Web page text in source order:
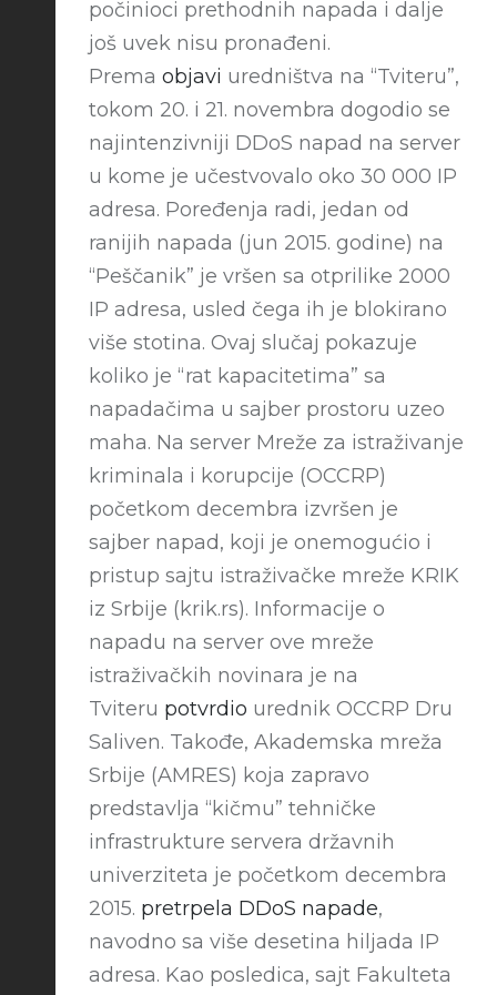
počinioci prethodnih napada i dalje
još uvek nisu pronađeni.
Prema objavi uredništva na “Tviteru”,
tokom 20. i 21. novembra dogodio se
najintenzivniji DDoS napad na server
u kome je učestvovalo oko 30 000 IP
adresa. Poređenja radi, jedan od
ranijih napada (jun 2015. godine) na
“Peščanik” je vršen sa otprilike 2000
IP adresa, usled čega ih je blokirano
više stotina. Ovaj slučaj pokazuje
koliko je “rat kapacitetima” sa
napadačima u sajber prostoru uzeo
maha. Na server Mreže za istraživanje
kriminala i korupcije (OCCRP)
početkom decembra izvršen je
sajber napad, koji je onemogućio i
pristup sajtu istraživačke mreže KRIK
iz Srbije (krik.rs). Informacije o
napadu na server ove mreže
istraživačkih novinara je na
Tviteru potvrdio urednik OCCRP Dru
Saliven. Takođe, Akademska mreža
Srbije (AMRES) koja zapravo
predstavlja “kičmu” tehničke
infrastrukture servera državnih
univerziteta je početkom decembra
2015. pretrpela DDoS napade,
navodno sa više desetina hiljada IP
adresa. Kao posledica, sajt Fakulteta